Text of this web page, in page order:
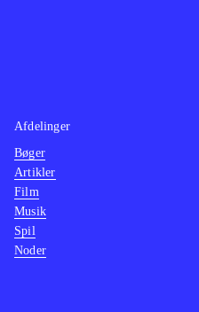
Afdelinger
Bøger
Artikler
Film
Musik
Spil
Noder